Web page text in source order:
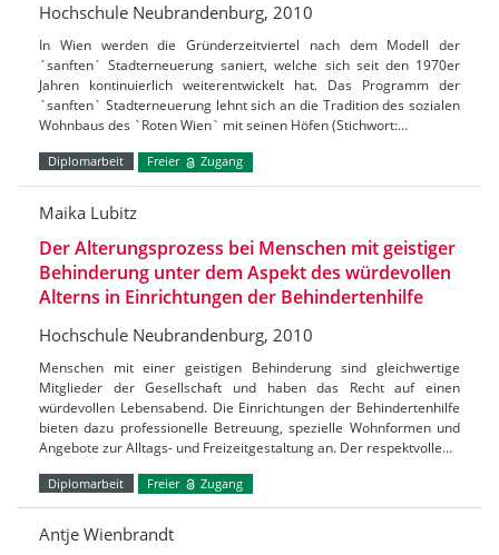
Hochschule Neubrandenburg, 2010
In Wien werden die Gründerzeitviertel nach dem Modell der
´sanften´ Stadterneuerung saniert, welche sich seit den 1970er
Jahren kontinuierlich weiterentwickelt hat. Das Programm der
`sanften` Stadterneuerung lehnt sich an die Tradition des sozialen
Wohnbaus des `Roten Wien` mit seinen Höfen (Stichwort:…
Diplomarbeit Freier Zugang
Maika Lubitz
Der Alterungsprozess bei Menschen mit geistiger
Behinderung unter dem Aspekt des würdevollen
Alterns in Einrichtungen der Behindertenhilfe
Hochschule Neubrandenburg, 2010
Menschen mit einer geistigen Behinderung sind gleichwertige
Mitglieder der Gesellschaft und haben das Recht auf einen
würdevollen Lebensabend. Die Einrichtungen der Behindertenhilfe
bieten dazu professionelle Betreuung, spezielle Wohnformen und
Angebote zur Alltags- und Freizeitgestaltung an. Der respektvolle…
Diplomarbeit Freier Zugang
Antje Wienbrandt